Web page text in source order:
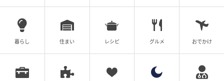
暮らし 住まい レシピ グルメ おでかけ